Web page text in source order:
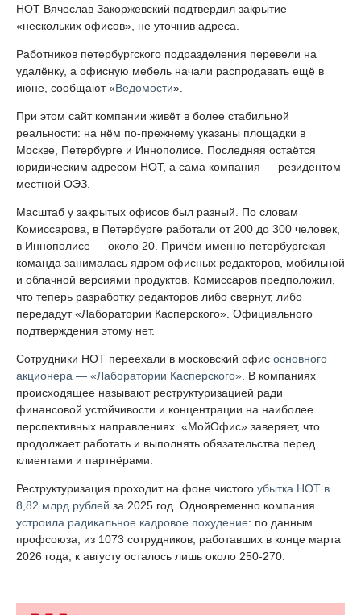
НОТ Вячеслав Закоржевский подтвердил закрытие
«нескольких офисов», не уточнив адреса.
Работников петербургского подразделения перевели на
удалёнку, а офисную мебель начали распродавать ещё в
июне, сообщают «Ведомости».
При этом сайт компании живёт в более стабильной
реальности: на нём по-прежнему указаны площадки в
Москве, Петербурге и Иннополисе. Последняя остаётся
юридическим адресом НОТ, а сама компания — резидентом
местной ОЭЗ.
Масштаб у закрытых офисов был разный. По словам
Комиссарова, в Петербурге работали от 200 до 300 человек,
в Иннополисе — около 20. Причём именно петербургская
команда занималась ядром офисных редакторов, мобильной
и облачной версиями продуктов. Комиссаров предположил,
что теперь разработку редакторов либо свернут, либо
передадут «Лаборатории Касперского». Официального
подтверждения этому нет.
Сотрудники НОТ переехали в московский офис основного
акционера — «Лаборатории Касперского» . В компаниях
происходящее называют реструктуризацией ради
финансовой устойчивости и концентрации на наиболее
перспективных направлениях. «МойОфис» заверяет, что
продолжает работать и выполнять обязательства перед
клиентами и партнёрами.
Реструктуризация проходит на фоне чистого убытка НОТ в
8,82 млрд рублей за 2025 год. Одновременно компания
устроила радикальное кадровое похудение: по данным
профсоюза, из 1073 сотрудников, работавших в конце марта
2026 года, к августу осталось лишь около 250-270.